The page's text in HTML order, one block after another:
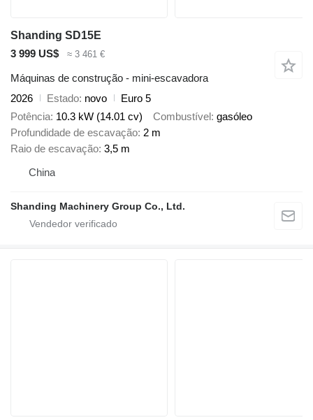
Shanding SD15E
3 999 US$
≈ 3 461 €
Máquinas de construção - mini-escavadora
2026
Estado novo
Euro 5
Potência 10.3 kW (14.01 cv) Combustível gasóleo
Profundidade de escavação 2 m
Raio de escavação 3,5 m
China
Shanding Machinery Group Co., Ltd.